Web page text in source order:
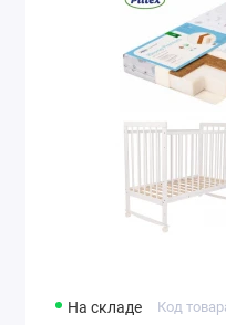
На складе Код